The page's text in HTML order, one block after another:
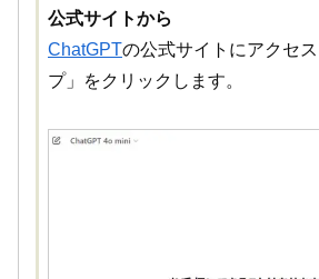
公式サイトから
ChatGPTの公式サイトにアクセ
プ」をクリックします。